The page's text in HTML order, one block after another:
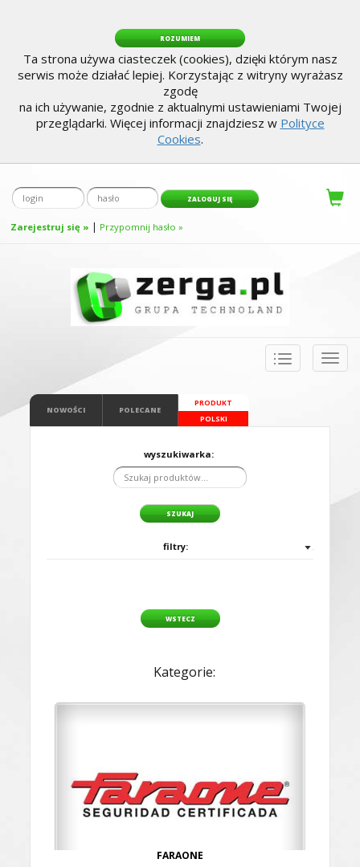
ROZUMIEM
Ta strona używa ciasteczek (cookies), dzięki którym nasz
serwis może działać lepiej. Korzystając z witryny wyrażasz
zgodę
na ich używanie, zgodnie z aktualnymi ustawieniami Twojej
przeglądarki. Więcej informacji znajdziesz w Polityce
Cookies.
Zarejestruj się » | Przypomnij hasło »
Toggle
NOWOŚCI POLECANE
PRODUKT
POLSKI
wyszukiwarka:
filtry:
WSTECZ
Kategorie:
FARAONE